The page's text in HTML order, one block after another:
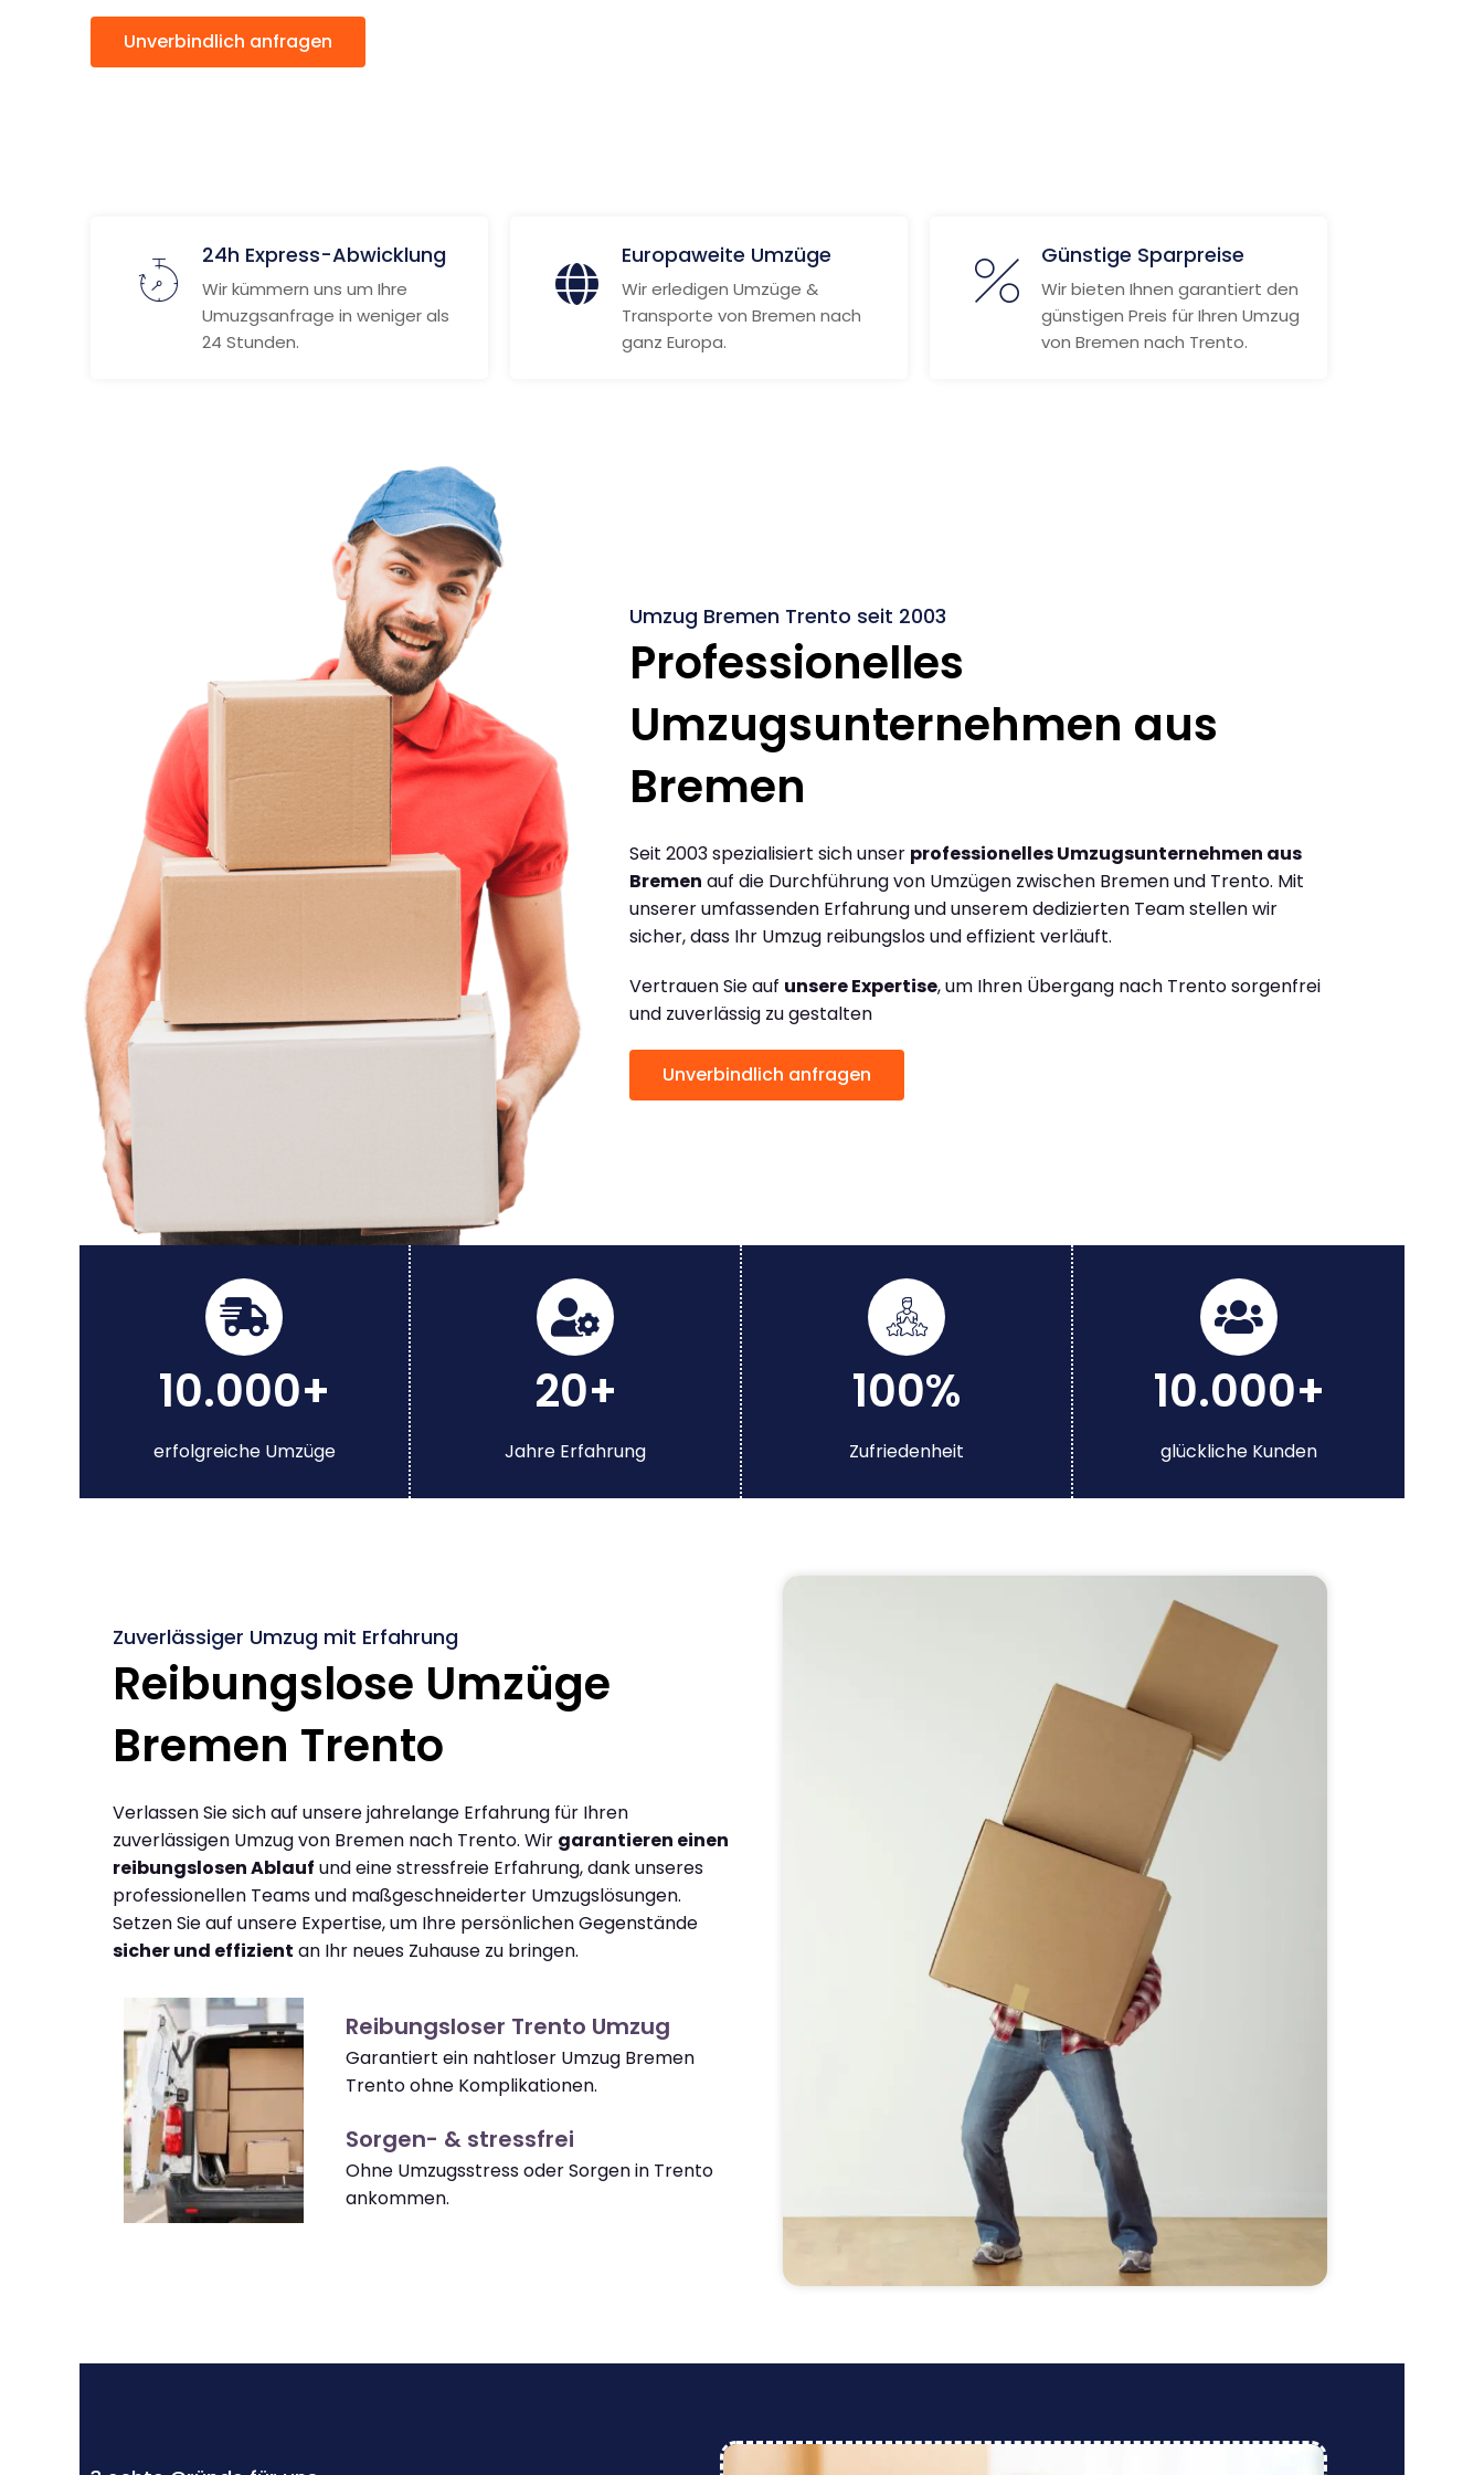
Unverbindlich anfragen
24h Express-Abwicklung
Wir kümmern uns um Ihre
Umuzgsanfrage in weniger als
24 Stunden.
Europaweite Umzüge
Wir erledigen Umzüge &
Transporte von Bremen nach
ganz Europa.
Günstige Sparpreise
Wir bieten Ihnen garantiert den
günstigen Preis für Ihren Umzug
von Bremen nach Trento.
Umzug Bremen Trento seit 2003
Professionelles
Umzugsunternehmen aus
Bremen
Seit 2003 spezialisiert sich unser professionelles Umzugsunternehmen aus
Bremen auf die Durchführung von Umzügen zwischen Bremen und Trento. Mit
unserer umfassenden Erfahrung und unserem dedizierten Team stellen wir
sicher, dass Ihr Umzug reibungslos und effizient verläuft.
Vertrauen Sie auf unsere Expertise, um Ihren Übergang nach Trento sorgenfrei
und zuverlässig zu gestalten
Unverbindlich anfragen
10.000+
erfolgreiche Umzüge
20+
Jahre Erfahrung
100%
Zufriedenheit
10.000+
glückliche Kunden
Zuverlässiger Umzug mit Erfahrung
Reibungslose Umzüge
Bremen Trento
Verlassen Sie sich auf unsere jahrelange Erfahrung für Ihren
zuverlässigen Umzug von Bremen nach Trento. Wir garantieren einen
reibungslosen Ablauf und eine stressfreie Erfahrung, dank unseres
professionellen Teams und maßgeschneiderter Umzugslösungen.
Setzen Sie auf unsere Expertise, um Ihre persönlichen Gegenstände
sicher und effizient an Ihr neues Zuhause zu bringen.
Reibungsloser Trento Umzug
Garantiert ein nahtloser Umzug Bremen
Trento ohne Komplikationen.
Sorgen- & stressfrei
Ohne Umzugsstress oder Sorgen in Trento
ankommen.